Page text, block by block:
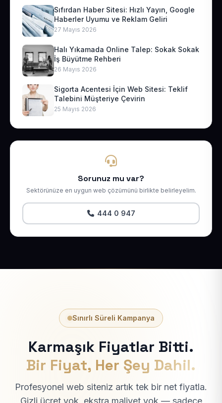
Sıfırdan Haber Sitesi: Hızlı Yayın, Google
Haberler Uyumu ve Reklam Geliri
27 Mayıs 2026
Halı Yıkamada Online Talep: Sokak Sokak
İş Büyütme Rehberi
26 Mayıs 2026
Sigorta Acentesi İçin Web Sitesi: Teklif
Talebini Müşteriye Çevirin
25 Mayıs 2026
Sorunuz mu var?
Sektörünüze en uygun web çözümünü birlikte belirleyelim.
444 0 947
Sınırlı Süreli Kampanya
Karmaşık Fiyatlar Bitti.
Bir Fiyat, Her Şey Dahil.
Profesyonel web siteniz artık tek bir net fiyatla.
Gizli ücret yok, ekstra maliyet yok — sadece